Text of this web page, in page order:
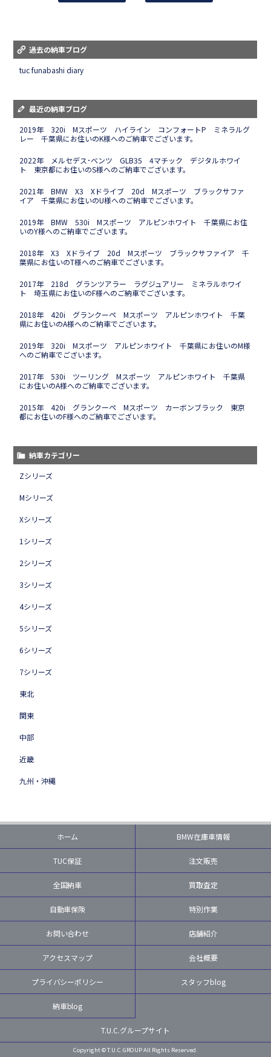
過去の納車ブログ
tuc funabashi diary
最近の納車ブログ
2019年 320i Mスポーツ ハイライン コンフォートP ミネラルグ
レー 千葉県にお住いのK様へのご納車でございます。
2022年 メルセデス･ベンツ GLB35 4マチック デジタルホワイ
ト 東京都にお住いのS様へのご納車でございます。
2021年 BMW X3 Xドライブ 20d Mスポーツ ブラックサファ
イア 千葉県にお住いのU様へのご納車でございます。
2019年 BMW 530i Mスポーツ アルピンホワイト 千葉県にお住
いのY様へのご納車でございます。
2018年 X3 Xドライブ 20d Mスポーツ ブラックサファイア 千
葉県にお住いのT様へのご納車でございます。
2017年 218d グランツアラー ラグジュアリー ミネラルホワイ
ト 埼玉県にお住いのF様へのご納車でございます。
2018年 420i グランクーペ Mスポーツ アルピンホワイト 千葉
県にお住いのA様へのご納車でございます。
2019年 320i Mスポーツ アルピンホワイト 千葉県にお住いのM様
へのご納車でございます。
2017年 530i ツーリング Mスポーツ アルピンホワイト 千葉県
にお住いのA様へのご納車でございます。
2015年 420i グランクーペ Mスポーツ カーボンブラック 東京
都にお住いのF様へのご納車でございます。
納車カテゴリー
Zシリーズ
Mシリーズ
Xシリーズ
1シリーズ
2シリーズ
3シリーズ
4シリーズ
5シリーズ
6シリーズ
7シリーズ
東北
関東
中部
近畿
九州・沖縄
ホーム BMW在庫車情報
TUC保証 注文販売
全国納車 買取査定
自動車保険 特別作業
お問い合わせ 店舗紹介
アクセスマップ 会社概要
プライバシーポリシー スタッフblog
納車blog
T.U.C.グループサイト
Copyright © T.U.C.GROUP All Rights Reserved.